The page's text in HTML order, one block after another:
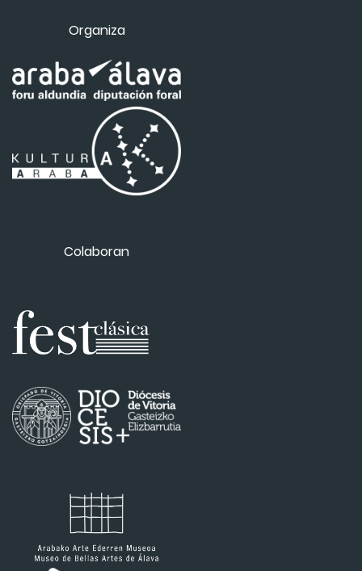
Organiza
Colaboran